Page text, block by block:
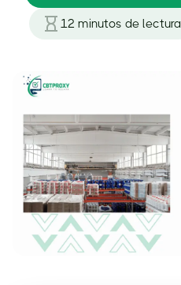
12 minutos de lectura